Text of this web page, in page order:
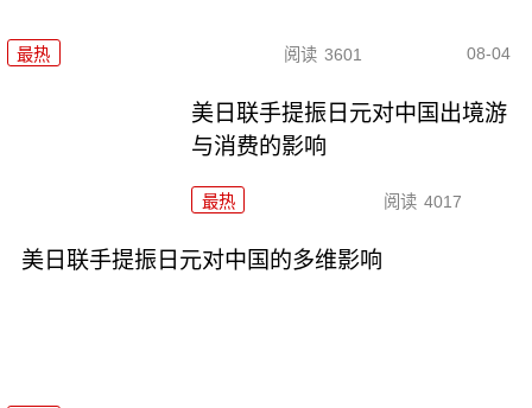
最热 阅读 3601 08-04
美日联手提振日元对中国出境游
与消费的影响
最热 阅读 4017
美日联手提振日元对中国的多维影响